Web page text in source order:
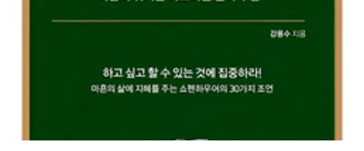
자리에서 묵묵히 최선을 다하며, 세탁소라는 공간을 통해 사람들과 소통
하고 치유의 시간을 만들어 갑니다. 특히 마을 사람들과의 일상적 만남